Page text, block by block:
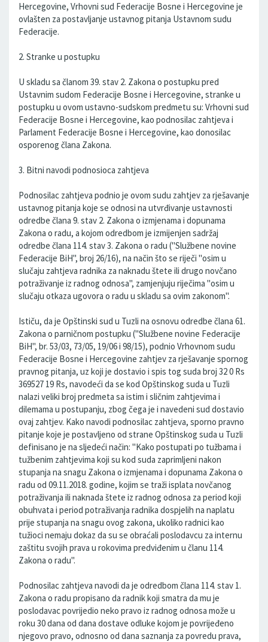
Hercegovine, Vrhovni sud Federacije Bosne i Hercegovine je
ovlašten za postavljanje ustavnog pitanja Ustavnom sudu
Federacije.
2. Stranke u postupku
U skladu sa članom 39. stav 2. Zakona o postupku pred
Ustavnim sudom Federacije Bosne i Hercegovine, stranke u
postupku u ovom ustavno-sudskom predmetu su: Vrhovni sud
Federacije Bosne i Hercegovine, kao podnosilac zahtjeva i
Parlament Federacije Bosne i Hercegovine, kao donosilac
osporenog člana Zakona.
3. Bitni navodi podnosioca zahtjeva
Podnosilac zahtjeva podnio je ovom sudu zahtjev za rješavanje
ustavnog pitanja koje se odnosi na utvrđivanje ustavnosti
odredbe člana 9. stav 2. Zakona o izmjenama i dopunama
Zakona o radu, a kojom odredbom je izmijenjen sadržaj
odredbe člana 114. stav 3. Zakona o radu ("Službene novine
Federacije BiH", broj 26/16), na način što se riječi "osim u
slučaju zahtjeva radnika za naknadu štete ili drugo novčano
potraživanje iz radnog odnosa", zamjenjuju riječima "osim u
slučaju otkaza ugovora o radu u skladu sa ovim zakonom".
Ističu, da je Opštinski sud u Tuzli na osnovu odredbe člana 61.
Zakona o parničnom postupku ("Službene novine Federacije
BiH", br. 53/03, 73/05, 19/06 i 98/15), podnio Vrhovnom sudu
Federacije Bosne i Hercegovine zahtjev za rješavanje spornog
pravnog pitanja, uz koji je dostavio i spis tog suda broj 32 0 Rs
369527 19 Rs, navodeći da se kod Opštinskog suda u Tuzli
nalazi veliki broj predmeta sa istim i sličnim zahtjevima i
dilemama u postupanju, zbog čega je i navedeni sud dostavio
ovaj zahtjev. Kako navodi podnosilac zahtjeva, sporno pravno
pitanje koje je postavljeno od strane Opštinskog suda u Tuzli
definisano je na sljedeći način: "Kako postupati po tužbama i
tužbenim zahtjevima koji su kod suda zaprimljeni nakon
stupanja na snagu Zakona o izmjenama i dopunama Zakona o
radu od 09.11.2018. godine, kojim se traži isplata novčanog
potraživanja ili naknada štete iz radnog odnosa za period koji
obuhvata i period potraživanja radnika dospjelih na naplatu
prije stupanja na snagu ovog zakona, ukoliko radnici kao
tužioci nemaju dokaz da su se obraćali poslodavcu za internu
zaštitu svojih prava u rokovima predviđenim u članu 114.
Zakona o radu".
Podnosilac zahtjeva navodi da je odredbom člana 114. stav 1.
Zakona o radu propisano da radnik koji smatra da mu je
poslodavac povrijedio neko pravo iz radnog odnosa može u
roku 30 dana od dana dostave odluke kojom je povrijeđeno
njegovo pravo, odnosno od dana saznanja za povredu prava,